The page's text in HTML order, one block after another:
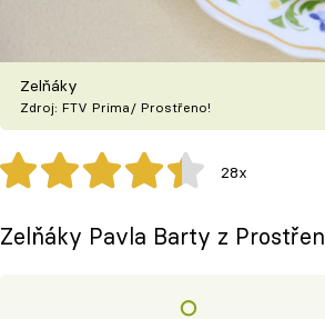
Zelňáky
Zdroj: FTV Prima/ Prostřeno!
28x
Zelňáky Pavla Barty z